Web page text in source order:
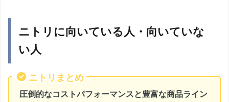
ニトリに向いている人・向いていな
い人
ニトリまとめ
圧倒的なコストパフォーマンスと豊富な商品ライン